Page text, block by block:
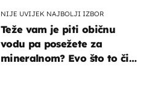
NIJE UVIJEK NAJBOLJI IZBOR
Teže vam je piti običnu
vodu pa posežete za
mineralnom? Evo što to čini